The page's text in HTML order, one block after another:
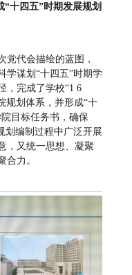
“十四五”时期发展规划
党代会描绘的蓝图，
学谋划“十四五”时期学
，完成了学校“1 6
规划体系，并形成“十
目标任务书，确保
划编制过程中广泛开展
，又统一思想、凝聚
合力。